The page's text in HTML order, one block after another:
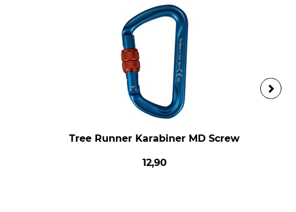
Tree Runner Karabiner MD Screw
12,90